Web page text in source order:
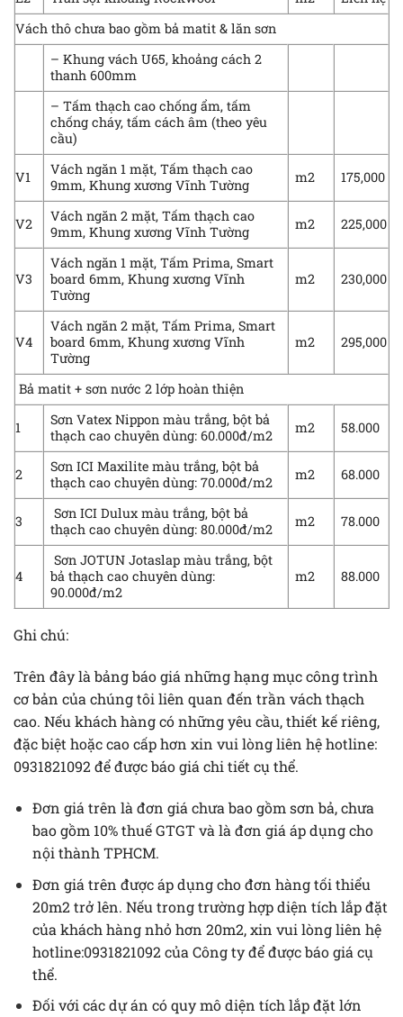
Vách thô chưa bao gồm bả matit & lăn sơn
– Khung vách U65, khoảng cách 2
thanh 600mm
– Tấm thạch cao chống ẩm, tấm
chống cháy, tấm cách âm (theo yêu
cầu)
V1
Vách ngăn 1 mặt, Tấm thạch cao
9mm, Khung xương Vĩnh Tường
m2 175,000
V2
Vách ngăn 2 mặt, Tấm thạch cao
9mm, Khung xương Vĩnh Tường
m2 225,000
V3
Vách ngăn 1 mặt, Tấm Prima, Smart
board 6mm, Khung xương Vĩnh
Tường
m2 230,000
V4
Vách ngăn 2 mặt, Tấm Prima, Smart
board 6mm, Khung xương Vĩnh
Tường
m2 295,000
Bả matit + sơn nước 2 lớp hoàn thiện
1
Sơn Vatex Nippon màu trắng, bột bả
thạch cao chuyên dùng: 60.000đ/m2
m2 58.000
2
Sơn ICI Maxilite màu trắng, bột bả
thạch cao chuyên dùng: 70.000đ/m2
m2 68.000
3
Sơn ICI Dulux màu trắng, bột bả
thạch cao chuyên dùng: 80.000đ/m2
m2 78.000
4
Sơn JOTUN Jotaslap màu trắng, bột
bả thạch cao chuyên dùng:
90.000đ/m2
m2 88.000
Ghi chú:
Trên đây là bảng báo giá những hạng mục công trình
cơ bản của chúng tôi liên quan đến trần vách thạch
cao. Nếu khách hàng có những yêu cầu, thiết kế riêng,
đặc biệt hoặc cao cấp hơn xin vui lòng liên hệ hotline:
0931821092 để được báo giá chi tiết cụ thể.
Đơn giá trên là đơn giá chưa bao gồm sơn bả, chưa
bao gồm 10% thuế GTGT và là đơn giá áp dụng cho
nội thành TPHCM.
Đơn giá trên được áp dụng cho đơn hàng tối thiểu
20m2 trở lên. Nếu trong trường hợp diện tích lắp đặt
của khách hàng nhỏ hơn 20m2, xin vui lòng liên hệ
hotline:0931821092 của Công ty để được báo giá cụ
thể.
Đối với các dự án có quy mô diện tích lắp đặt lớn